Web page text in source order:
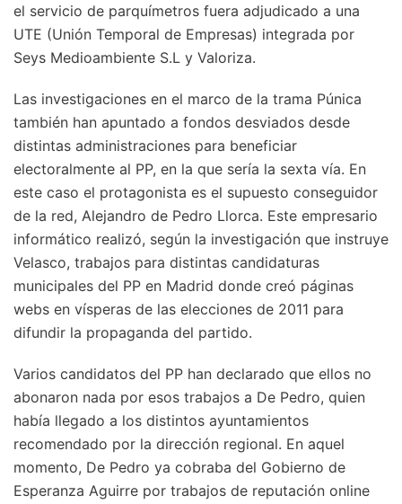
el servicio de parquímetros fuera adjudicado a una
UTE (Unión Temporal de Empresas) integrada por
Seys Medioambiente S.L y Valoriza.
Las investigaciones en el marco de la trama Púnica
también han apuntado a fondos desviados desde
distintas administraciones para beneficiar
electoralmente al PP, en la que sería la sexta vía. En
este caso el protagonista es el supuesto conseguidor
de la red, Alejandro de Pedro Llorca. Este empresario
informático realizó, según la investigación que instruye
Velasco, trabajos para distintas candidaturas
municipales del PP en Madrid donde creó páginas
webs en vísperas de las elecciones de 2011 para
difundir la propaganda del partido.
Varios candidatos del PP han declarado que ellos no
abonaron nada por esos trabajos a De Pedro, quien
había llegado a los distintos ayuntamientos
recomendado por la dirección regional. En aquel
momento, De Pedro ya cobraba del Gobierno de
Esperanza Aguirre por trabajos de reputación online